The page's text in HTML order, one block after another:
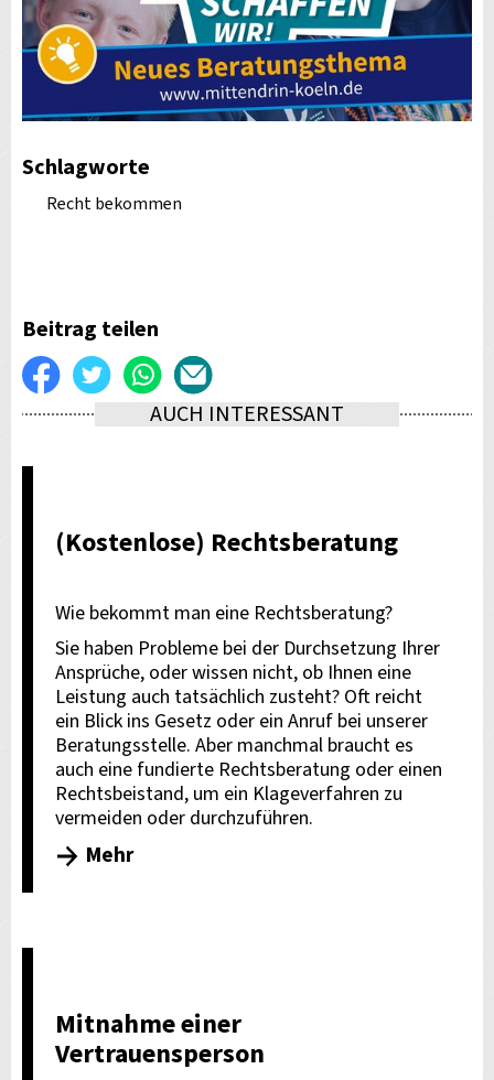
Schlagworte
Recht bekommen
Beitrag teilen
Auf
Facebook
Twittern WhatsApp
E-
AUCH INTERESSANT
(Kostenlose) Rechtsberatung
Wie bekommt man eine Rechtsberatung?
Sie haben Probleme bei der Durchsetzung Ihrer
Ansprüche, oder wissen nicht, ob Ihnen eine
Leistung auch tatsächlich zusteht? Oft reicht
ein Blick ins Gesetz oder ein Anruf bei unserer
Beratungsstelle. Aber manchmal braucht es
auch eine fundierte Rechtsberatung oder einen
Rechtsbeistand, um ein Klageverfahren zu
vermeiden oder durchzuführen.
Mehr
Mitnahme einer
Vertrauensperson